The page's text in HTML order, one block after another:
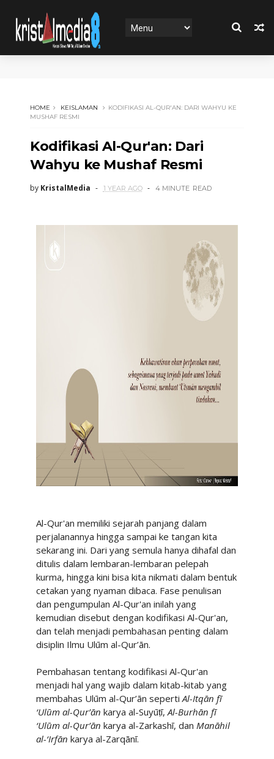
HOME KEISLAMAN
KODIFIKASI AL-QUR'AN: DARI WAHYU KE
MUSHAF RESMI
Kodifikasi Al-Qur'an: Dari
Wahyu ke Mushaf Resmi
by KristalMedia 1 YEAR AGO 4 MINUTE READ
Al-Qur'an memiliki sejarah panjang dalam
perjalanannya hingga sampai ke tangan kita
sekarang ini. Dari yang semula hanya dihafal dan
ditulis dalam lembaran-lembaran pelepah
kurma, hingga kini bisa kita nikmati dalam bentuk
cetakan yang nyaman dibaca. Fase penulisan
dan pengumpulan Al-Qur'an inilah yang
kemudian disebut dengan kodifikasi Al-Qur'an,
dan telah menjadi pembahasan penting dalam
disiplin Ilmu Ulūm al-Qur’ān.
Pembahasan tentang kodifikasi Al-Qur'an
menjadi hal yang wajib dalam kitab-kitab yang
membahas Ulūm al-Qur’ān sepertiAl-Itqān fī
‘Ulūm al-Qur’ān karya al-Suyūṭī,Al-Burhān fī
‘Ulūm al-Qur’ān karya al-Zarkashī, dan Manāhil
al-‘Irfān karya al-Zarqānī.